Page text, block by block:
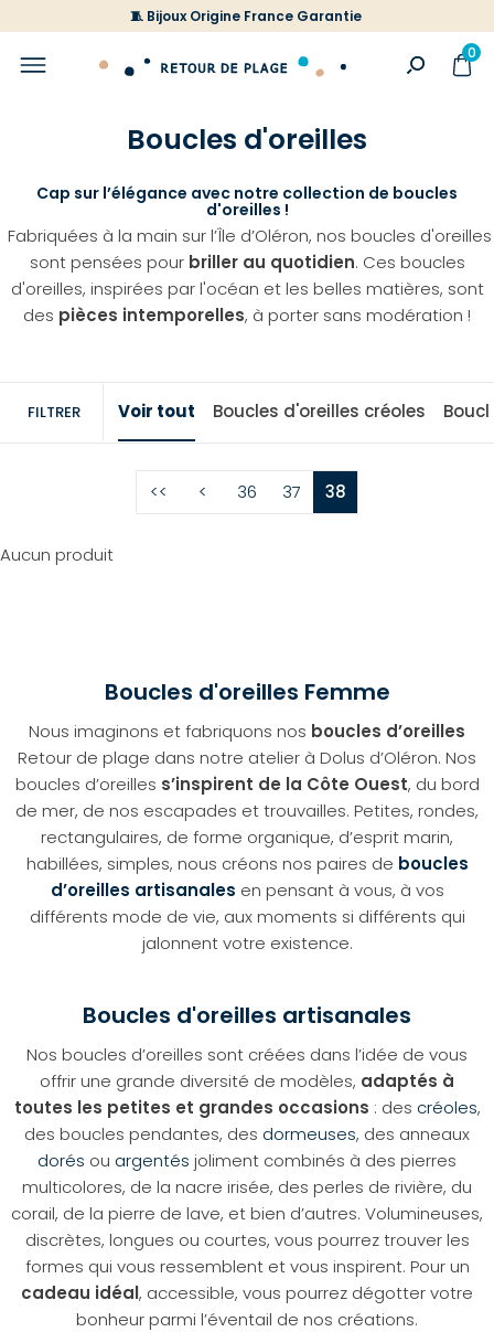
🧵 Bijoux Origine France Garantie
0
Boucles d'oreilles
Cap sur l’élégance avec notre collection de boucles
d'oreilles !
Fabriquées à la main sur l’Île d’Oléron, nos boucles d'oreilles
sont pensées pour briller au quotidien. Ces boucles
d'oreilles, inspirées par l'océan et les belles matières, sont
des pièces intemporelles, à porter sans modération !
FILTRER Voir tout Boucles d'oreilles créoles
<< < 36 37 38
Aucun produit
Boucles d'oreilles Femme
Nous imaginons et fabriquons nos boucles d’oreilles
Retour de plage dans notre atelier à Dolus d’Oléron. Nos
boucles d’oreilles s’inspirent de la Côte Ouest, du bord
de mer, de nos escapades et trouvailles. Petites, rondes,
rectangulaires, de forme organique, d’esprit marin,
habillées, simples, nous créons nos paires de boucles
d’oreilles artisanales en pensant à vous, à vos
différents mode de vie, aux moments si différents qui
jalonnent votre existence.
Boucles d'oreilles artisanales
Nos boucles d’oreilles sont créées dans l’idée de vous
offrir une grande diversité de modèles, adaptés à
toutes les petites et grandes occasions : des créoles,
des boucles pendantes, des dormeuses, des anneaux
dorés ou argentés joliment combinés à des pierres
multicolores, de la nacre irisée, des perles de rivière, du
corail, de la pierre de lave, et bien d’autres. Volumineuses,
discrètes, longues ou courtes, vous pourrez trouver les
formes qui vous ressemblent et vous inspirent. Pour un
cadeau idéal, accessible, vous pourrez dégotter votre
bonheur parmi l’éventail de nos créations.